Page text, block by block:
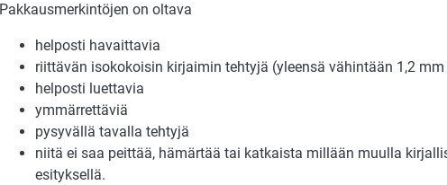
Pakkausmerkintöjen on oltava
helposti havaittavia
riittävän isokokoisin kirjaimin tehtyjä (yleensä vähintään 1,2
helposti luettavia
ymmärrettäviä
pysyvällä tavalla tehtyjä
niitä ei saa peittää, hämärtää tai katkaista millään muulla
esityksellä.